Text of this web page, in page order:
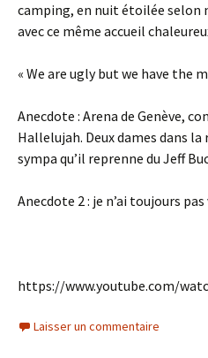
camping, en nuit étoilée selon
avec ce même accueil
« We are ugly but we have the
Anecdote : Arena de Genève,
Hallelujah. Deux dames dans la
sympa qu’il reprenne du Jeff
Anecdote 2 : je n’ai toujours
https://www.youtube.com/
Laisser un commentaire